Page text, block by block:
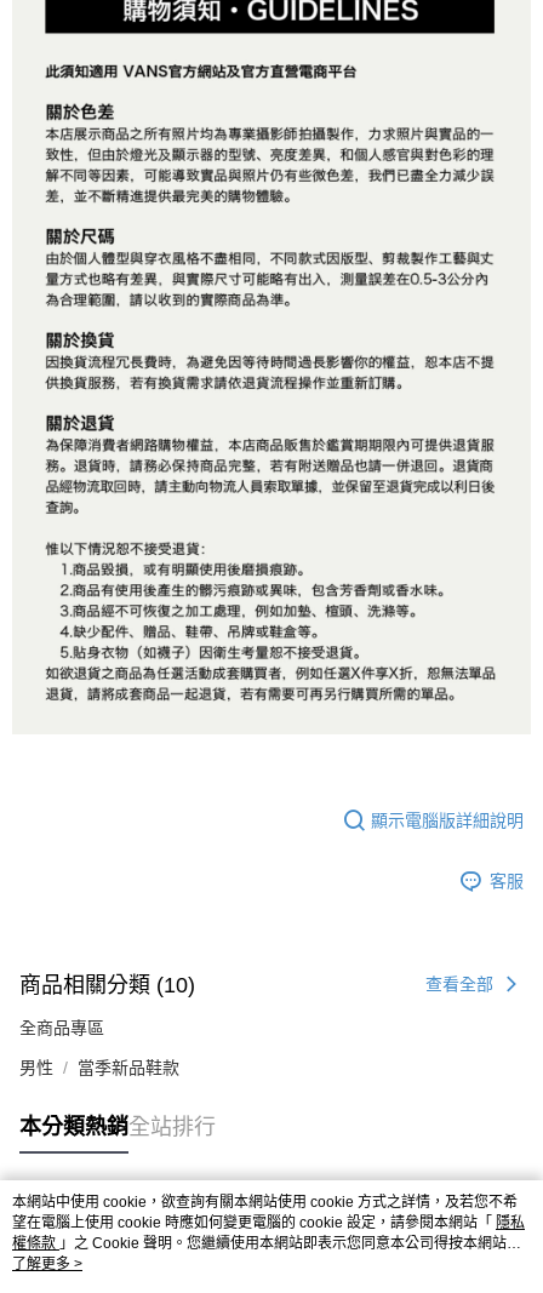
顯示電腦版詳細說明
客服
商品相關分類 (10) 查看全部
全商品專區
男性 當季新品鞋款
本分類熱銷全站排行
熱門標籤
本網站中使用 cookie，欲查詢有關本網站使用 cookie 方式之詳情，及若您不希
望在電腦上使用 cookie 時應如何變更電腦的 cookie 設定，請參閱本網站「 隱私
權條款 」之 Cookie 聲明。您繼續使用本網站即表示您同意本公司得按本網站使
用條款之 Cookie 聲明使用 cookie。
了解更多 >